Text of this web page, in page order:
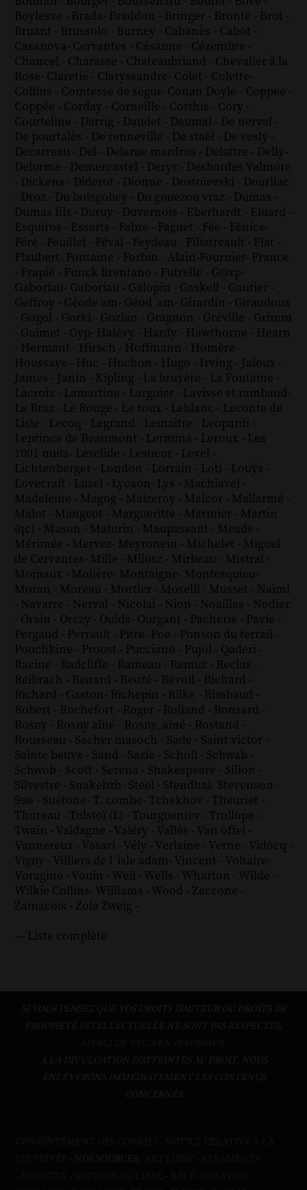
Boylesve - Brada- Braddon - Bringer - Brontë - Brot -
Bruant - Brussolo - Burney - Cabanès - Cabot -
Casanova- Cervantes - Césanne - Cézembre -
Chancel - Charasse - Chateaubriand - Chevalier à la
Rose- Claretie - Claryssandre- Colet - Colette-
Collins - Comtesse de ségur- Conan Doyle - Coppee -
Coppée - Corday - Corneille - Corthis - Cory -
Courteline - Darrig - Daudet - Daumal - De nerval -
De pourtalès - De renneville - De staël - De vesly -
Decarreau - Del - Delarue mardrus - Delattre - Delly-
Delorme - Demercastel - Derys - Desbordes Valmore
- Dickens - Diderot - Dionne - Dostoïevski - Dourliac
- Droz - Du boisgobey - Du gouezou vraz - Dumas -
Dumas fils - Duruy - Duvernois - Eberhardt - Eluard -
Esquiros - Essarts - Fabre - Faguet - Fée - Fénice-
Féré - Feuillet - Féval - Feydeau - Filiatreault - Flat -
Flaubert- Fontaine - Forbin - Alain-Fournier- France
- Frapié - Funck Brentano - Futrelle - G@rp-
Gaboriau- Gaboriau - Galopin - Gaskell - Gautier -
Geffroy - Géode am- Géod´am- Girardin - Giraudoux
- Gogol - Gorki - Gozlan - Gragnon - Gréville - Grimm
- Guimet - Gyp- Halévy - Hardy - Hawthorne - Hearn
- Hermant - Hirsch - Hoffmann - Homère-
Houssaye - Huc - Huchon - Hugo - Irving - Jaloux -
James - Janin - Kipling - La bruyère - La Fontaine -
Lacroix - Lamartine - Larguier - Lavisse et rambaud-
Le Braz - Le Rouge - Le roux - Leblanc - Leconte de
Lisle - Lecoq - Legrand - Lemaître - Leopardi -
Leprince de Beaumont - Lermina - Leroux - Les
1001 nuits- Lesclide - Lesueur - Level -
Lichtenberger - London - Lorrain - Loti - Louÿs -
Lovecraft - Luzel - Lycaon- Lys - Machiavel -
Madeleine - Magog - Maizeroy - Malcor - Mallarmé -
Malot - Mangeot - Margueritte - Marmier - Martin
(qc) - Mason - Maturin - Maupassant - Meade -
Mérimée - Mervez- Meyronein - Michelet - Miguel
de Cervantes- Mille - Milosz - Mirbeau - Mistral -
Moinaux - Molière- Montaigne- Montesquieu-
Moran - Moreau - Mortier - Moselli - Musset - Naïmi
- Navarre - Nerval - Nicolaï - Nion - Noailles - Nodier
- Orain - Orczy - Ouida- Ourgant - Pacherie - Pavie -
Pergaud - Perrault - Pitre- Poe - Ponson du terrail -
Pouchkine - Proust - Pucciano - Pujol - Qaderi -
Racine - Radcliffe - Rameau - Ramuz - Reclus -
Reibrach - Renard - Reuzé - Révoil - Richard -
Richard - Gaston- Richepin - Rilke - Rimbaud -
Robert - Rochefort - Roger - Rolland - Ronsard -
Rosny - Rosny aîné - Rosny_aîné - Rostand -
Rousseau - Sacher masoch - Sade - Saint victor -
Sainte beuve - Sand - Sazie - Scholl - Schwab -
Schwob - Scott - Serena - Shakespeare - Silion -
Silvestre - Snakebzh- Steel - Stendhal- Stevenson -
Sue - Suétone- T. combe- Tchekhov - Theuriet -
Thoreau - Tolstoï (L) - Tourgueniev - Trollope -
Twain - Valdagne - Valéry - Vallès - Van offel -
Vannereux - Vasari - Vély - Verlaine - Verne - Vidocq -
Vigny - Villiers de l´isle adam- Vincent - Voltaire-
Voragine - Vouin - Weil - Wells - Wharton - Wilde -
Wilkie Collins- Williams - Wood - Zaccone -
Zamacoïs - Zola Zweig -
--- Liste complète